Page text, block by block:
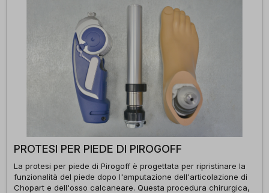
PROTESI PER PIEDE DI PIROGOFF
La protesi per piede di Pirogoff è progettata per ripristinare la
funzionalità del piede dopo l'amputazione dell'articolazione di
Chopart e dell'osso calcaneare. Questa procedura chirurgica,